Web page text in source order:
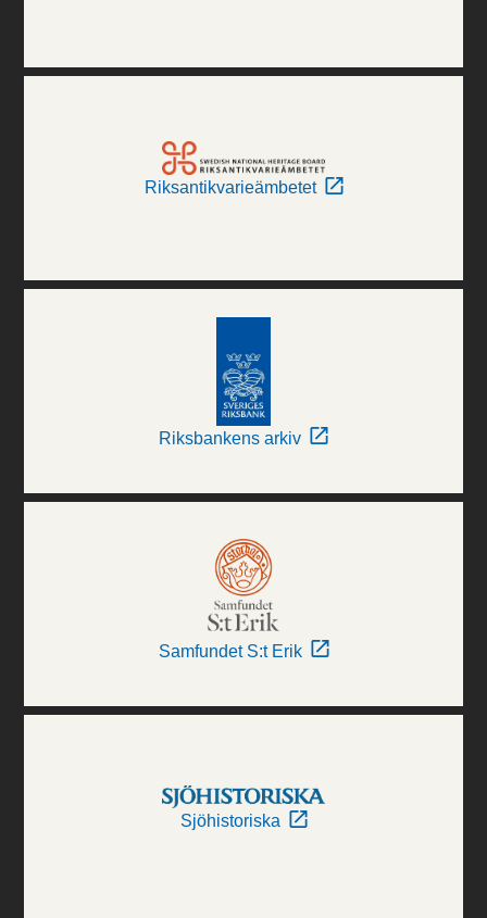
Riksantikvarieämbetet
Riksbankens arkiv
Samfundet S:t Erik
Sjöhistoriska